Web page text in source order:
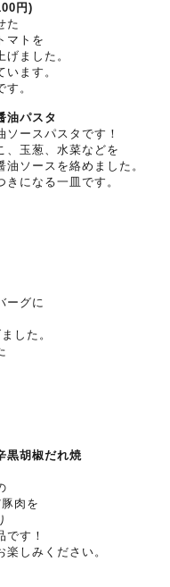
円)
た
マトを
ました。
ます。
。
油パスタ
ースパスタです！
玉葱、水菜などを
ソースを絡めました。
になる一皿です。
ーグに
した。
黒胡椒だれ焼
肉を
す！
しみください。